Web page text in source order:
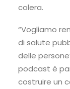
colera.
“Vogliamo
di salute
delle
podcast è
costruire un